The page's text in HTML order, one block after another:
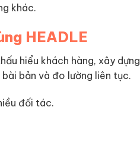
khác.
HEADLE
hiểu khách hàng, xây dựng
bản và đo lường liên tục.
đối tác.